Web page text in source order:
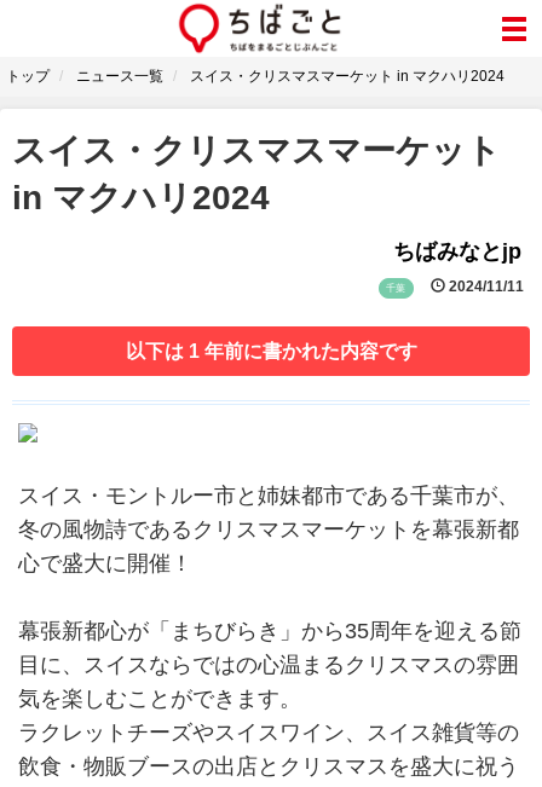
トップ ニュース一覧 スイス・クリスマスマーケット in マクハリ2024
スイス・クリスマスマーケット
in マクハリ2024
ちばみなとjp
千葉 2024/11/11
以下は 1 年前に書かれた内容です
スイス・モントルー市と姉妹都市である千葉市が、
冬の風物詩であるクリスマスマーケットを幕張新都
心で盛大に開催！
幕張新都心が「まちびらき」から35周年を迎える節
目に、スイスならではの心温まるクリスマスの雰囲
気を楽しむことができます。
ラクレットチーズやスイスワイン、スイス雑貨等の
飲食・物販ブースの出店とクリスマスを盛大に祝う